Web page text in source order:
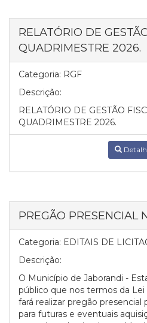
RELATÓRIO DE
QUADRIMESTRE 2026.
Categoria: RGF
Descrição:
RELATÓRIO DE GESTÃO
QUADRIMESTRE 2026.
PREGÃO PRESENCIAL
Categoria: EDITAIS DE
Descrição:
O Município de Jaborandi -
público que nos termos da Lei
fará realizar pregão presencial
para futuras e eventuais